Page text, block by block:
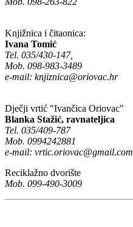
Knjižnica i čitaonica:
Ivana Tomić
Tel. 035/430-147,
Mob. 098-983-3489
e-mail: knjiznica@oriovac.hr
Dječji vrtić "Ivančica Oriovac"
Blanka Stažić, ravnateljica
Tel. 035/409-787
Mob. 0994242881
e-mail: vrtic.oriovac@gmail.com
Reciklažno dvorište
Mob. 099-490-3009